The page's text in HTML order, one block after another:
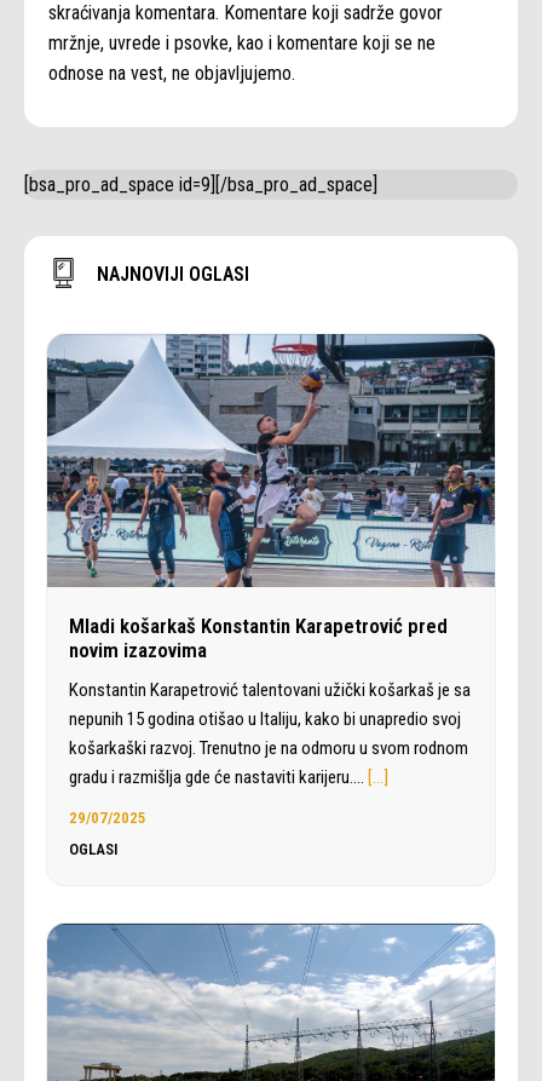
skraćivanja komentara. Komentare koji sadrže govor
mržnje, uvrede i psovke, kao i komentare koji se ne
odnose na vest, ne objavljujemo.
[bsa_pro_ad_space id=9][/bsa_pro_ad_space]
NAJNOVIJI OGLASI
Mladi košarkaš Konstantin Karapetrović pred
novim izazovima
Konstantin Karapetrović talentovani užički košarkaš je sa
nepunih 15 godina otišao u Italiju, kako bi unapredio svoj
košarkaški razvoj. Trenutno je na odmoru u svom rodnom
gradu i razmišlja gde će nastaviti karijeru.… […]
29/07/2025
OGLASI